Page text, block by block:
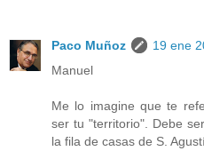
Paco Muñoz
19 ene
Manuel
Me lo imagine que te
ser tu "territorio". Debe
la fila de casas de S.